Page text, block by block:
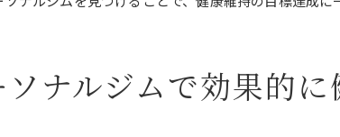
トレーナ
ソナルジムで効果的